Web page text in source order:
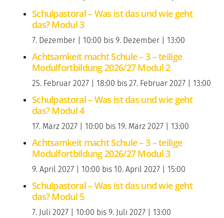
Schulpastoral – Was ist das und wie geht
das? Modul 3
7. Dezember | 10:00 bis 9. Dezember | 13:00
Achtsamkeit macht Schule – 3 – teilige
Modulfortbildung 2026/27 Modul 2
25. Februar 2027 | 18:00 bis 27. Februar 2027 | 13:00
Schulpastoral – Was ist das und wie geht
das? Modul 4
17. März 2027 | 10:00 bis 19. März 2027 | 13:00
Achtsamkeit macht Schule – 3 – teilige
Modulfortbildung 2026/27 Modul 3
9. April 2027 | 10:00 bis 10. April 2027 | 15:00
Schulpastoral – Was ist das und wie geht
das? Modul 5
7. Juli 2027 | 10:00 bis 9. Juli 2027 | 13:00